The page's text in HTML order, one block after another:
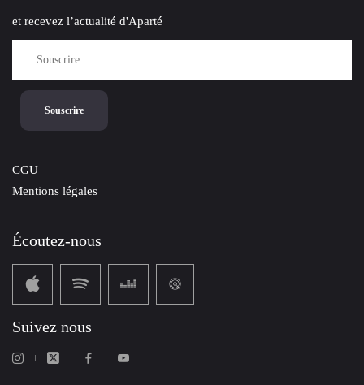
et recevez l’actualité d'Aparté
CGU
Mentions légales
Écoutez-nous
Suivez nous